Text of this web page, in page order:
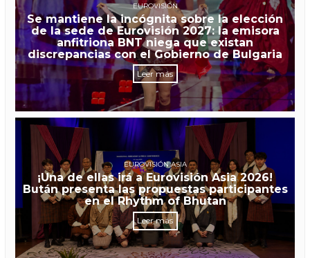
EUROVISIÓN
Se mantiene la incógnita sobre la elección
de la sede de Eurovisión 2027: la emisora
anfitriona BNT niega que existan
discrepancias con el Gobierno de Bulgaria
Leer más
EUROVISIÓN ASIA
¡Una de ellas irá a Eurovisión Asia 2026!
Bután presenta las propuestas participantes
en el Rhythm of Bhutan
Leer más